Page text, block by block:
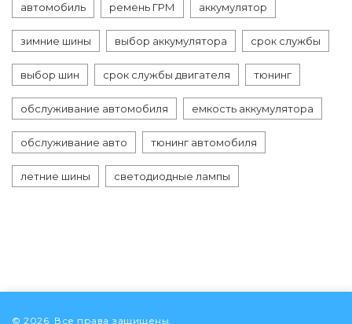
автомобиль ремень ГРМ аккумулятор
зимние шины выбор аккумулятора срок службы
выбор шин срок службы двигателя тюнинг
обслуживание автомобиля емкость аккумулятора
обслуживание авто тюнинг автомобиля
летние шины светодиодные лампы
© 2026. Все права защищены.